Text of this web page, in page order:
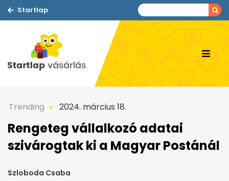
Startlap
Trending 2024. március 18.
Rengeteg vállalkozó adatai
szivárogtak ki a Magyar Postánál
Szloboda Csaba